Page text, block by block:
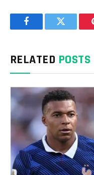
FacebookTwitter
RELATED POSTS